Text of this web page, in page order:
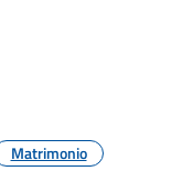
Matrimonio